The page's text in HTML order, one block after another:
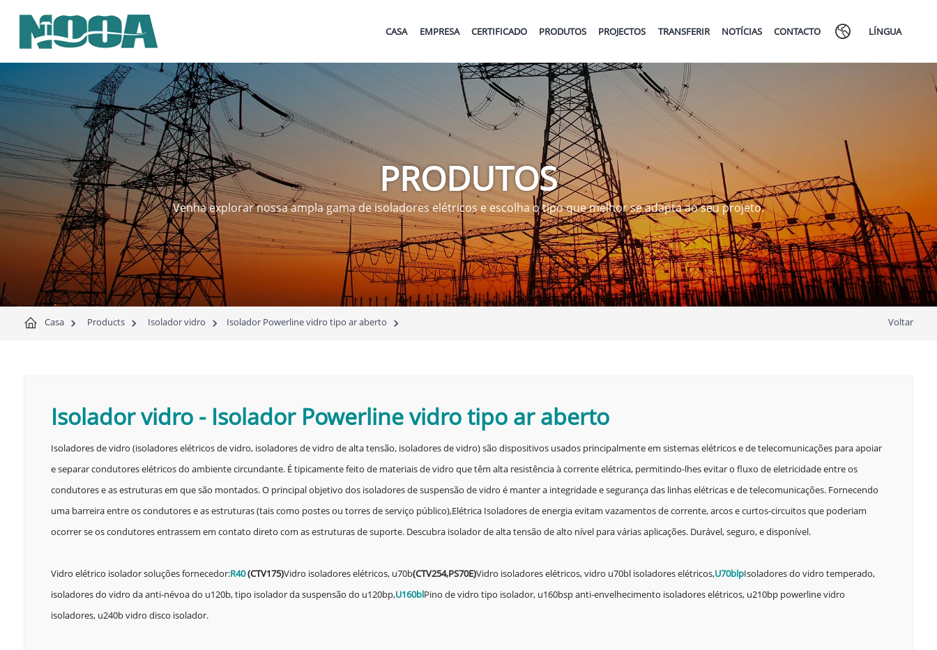
CASA EMPRESA CERTIFICADO PRODUTOS PROJECTOS TRANSFERIR NOTÍCIAS CONTACTO LÍNGUA
PRODUTOS
Venha explorar nossa ampla gama de isoladores elétricos e escolha o tipo que melhor se adapta ao seu projeto.
Voltar
Casa Products Isolador vidro Isolador Powerline vidro tipo ar aberto
Isolador vidro- Isolador Powerline vidro tipo ar aberto
Isoladores de vidro (isoladores elétricos de vidro, isoladores de vidro de alta tensão, isoladores de vidro) são dispositivos usados principalmente em sistemas elétricos e de telecomunicações para apoiar
e separar condutores elétricos do ambiente circundante. É tipicamente feito de materiais de vidro que têm alta resistência à corrente elétrica, permitindo-lhes evitar o fluxo de eletricidade entre os
condutores e as estruturas em que são montados. O principal objetivo dos isoladores de suspensão de vidro é manter a integridade e segurança das linhas elétricas e de telecomunicações. Fornecendo
uma barreira entre os condutores e as estruturas (tais como postes ou torres de serviço público),Elétrica Isoladores de energia evitam vazamentos de corrente, arcos e curtos-circuitos que poderiam
ocorrer se os condutores entrassem em contato direto com as estruturas de suporte. Descubra isolador de alta tensão de alto nível para várias aplicações. Durável, seguro, e disponível.
Vidro elétrico isolador soluções fornecedor:R40(CTV175)Vidro isoladores elétricos, u70b(CTV254,PS70E)Vidro isoladores elétricos, vidro u70bl isoladores elétricos,U70blpIsoladores do vidro temperado,
isoladores do vidro da anti-névoa do u120b, tipo isolador da suspensão do u120bp,U160blPino de vidro tipo isolador, u160bsp anti-envelhecimento isoladores elétricos, u210bp powerline vidro
isoladores, u240b vidro disco isolador.